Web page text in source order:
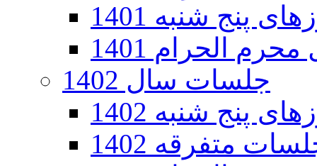
پنج شنبه 1401
الحرام 1401
جلسات سال 1402
پنج شنبه 1402
متفرقه 1402